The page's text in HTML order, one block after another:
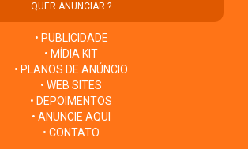
QUER ANUNCIAR ?
• PUBLICIDADE
• MÍDIA KIT
• PLANOS DE ANÚNCIO
• WEB SITES
• DEPOIMENTOS
• ANUNCIE AQUI
• CONTATO